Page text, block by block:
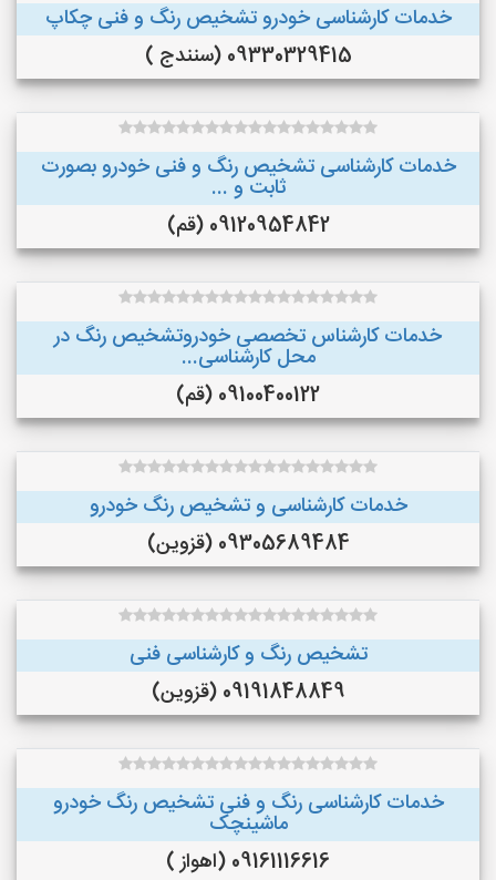
خدمات کارشناسی خودرو تشخیص رنگ و فنی چکاپ
09330329415 (سنندج )
خدمات کارشناسی تشخیص رنگ و فنی خودرو بصورت
ثابت و ...
09120954842 (قم)
خدمات کارشناس تخصصی خودروتشخیص رنگ در
محل کارشناسی...
09100400122 (قم)
خدمات کارشناسی و تشخیص رنگ خودرو
09305689484 (قزوین)
تشخیص رنگ و کارشناسی فنی
09191848849 (قزوین)
خدمات کارشناسی رنگ و فنی تشخیص رنگ خودرو
ماشینچک
09161116616 (اهواز )